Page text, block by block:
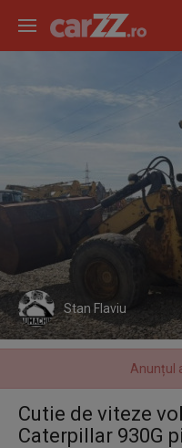
Anunțul
Stan Flaviu
Cutie de viteze
Caterpillar 930G